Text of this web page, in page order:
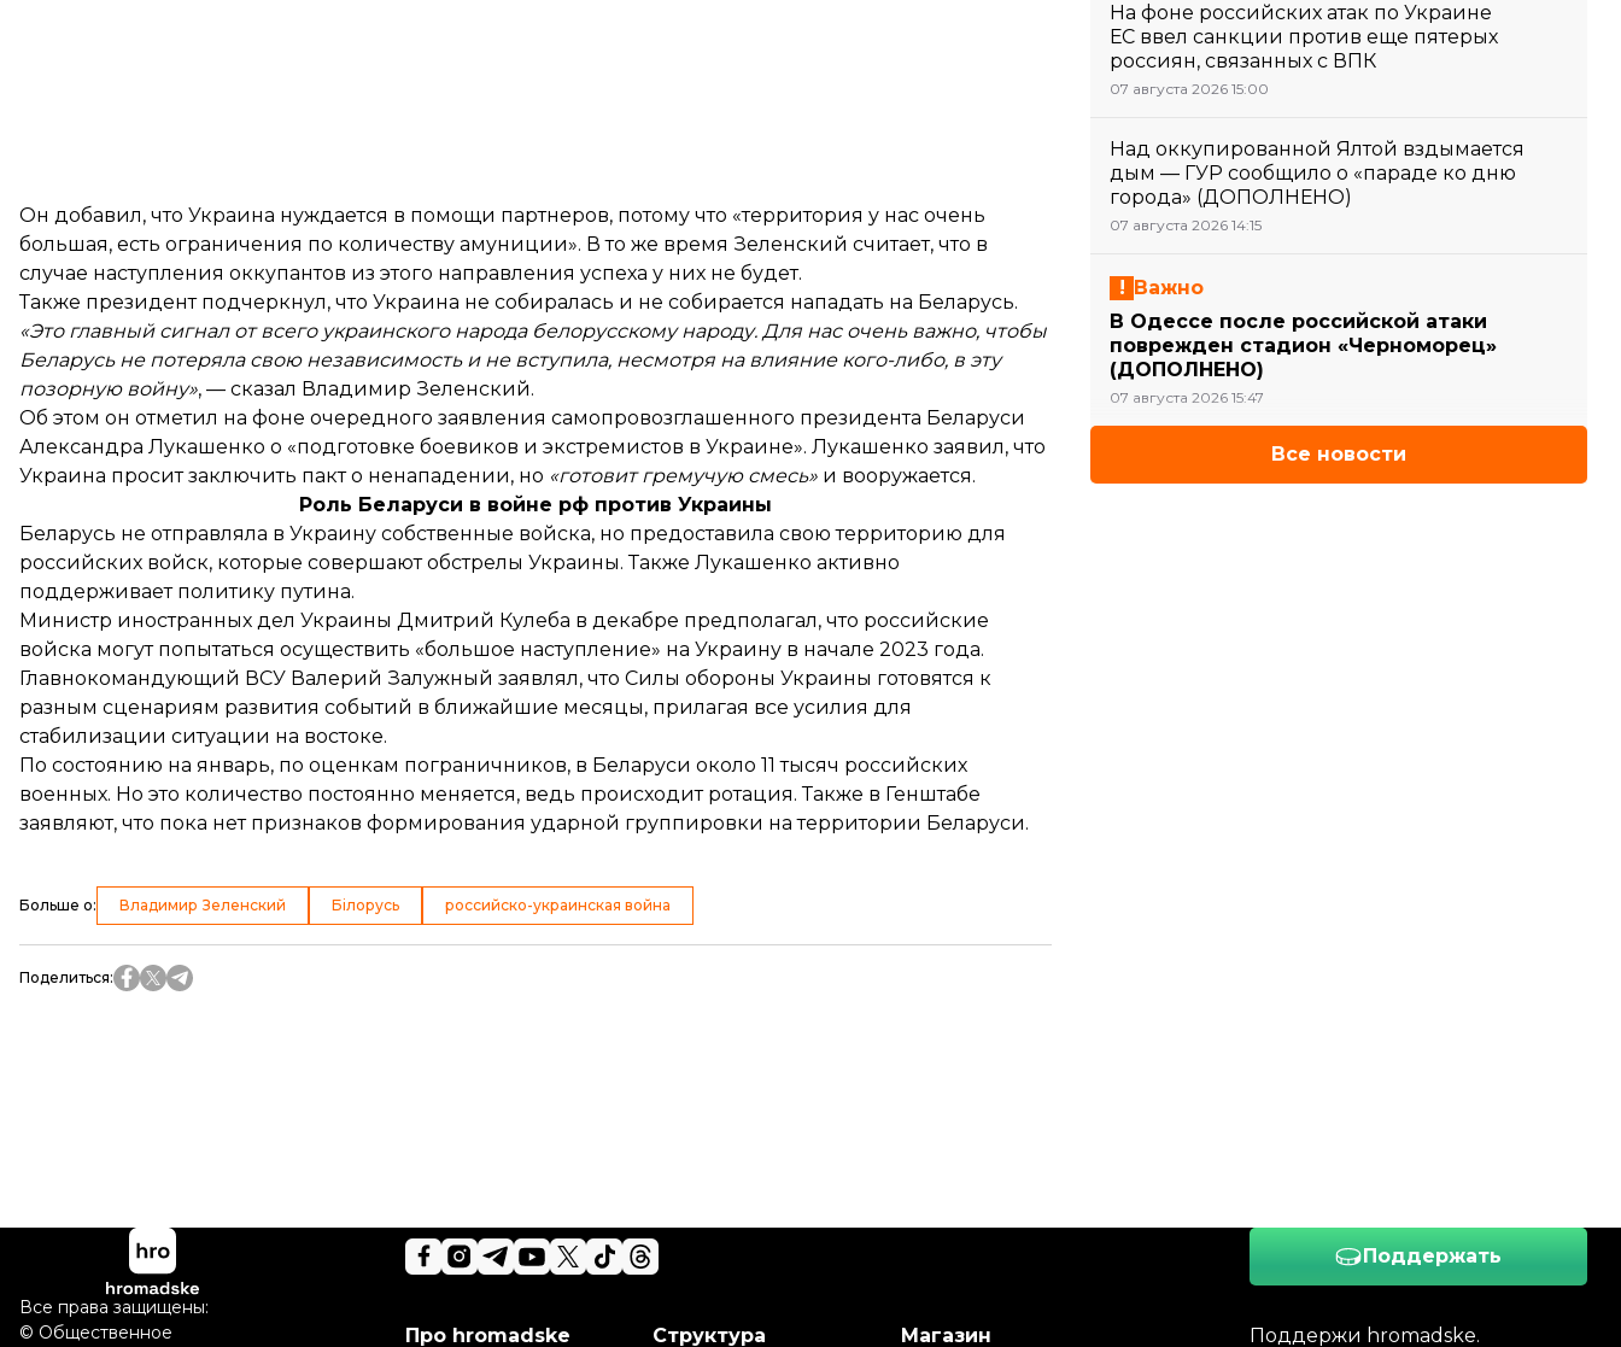
Он добавил, что Украина нуждается в помощи партнеров, потому что «территория у нас очень
большая, есть ограничения по количеству амуниции». В то же время Зеленский считает, что в
случае наступления оккупантов из этого направления успеха у них не будет.
Также президент подчеркнул, что Украина не собиралась и не собирается нападать на Беларусь.
«Это главный сигнал от всего украинского народа белорусскому народу. Для нас очень важно, чтобы
Беларусь не потеряла свою независимость и не вступила, несмотря на влияние кого-либо, в эту
позорную войну», — сказал Владимир Зеленский.
Об этом он отметил на фоне очередного заявления самопровозглашенного президента Беларуси
Александра Лукашенко о «подготовке боевиков и экстремистов в Украине». Лукашенко заявил, что
Украина просит заключить пакт о ненападении, но «готовит гремучую смесь» и вооружается.
Роль Беларуси в войне рф против Украины
Беларусь не отправляла в Украину собственные войска, но предоставила свою территорию для
российских войск, которые совершают обстрелы Украины. Также Лукашенко активно
поддерживает политику путина.
Министр иностранных дел Украины Дмитрий Кулеба в декабре предполагал, что российские
войска могут попытаться осуществить «большое наступление» на Украину в начале 2023 года.
Главнокомандующий ВСУ Валерий Залужный заявлял, что Силы обороны Украины готовятся к
разным сценариям развития событий в ближайшие месяцы, прилагая все усилия для
стабилизации ситуации на востоке.
По состоянию на январь, по оценкам пограничников, в Беларуси около 11 тысяч российских
военных. Но это количество постоянно меняется, ведь происходит ротация. Также в Генштабе
заявляют, что пока нет признаков формирования ударной группировки на территории Беларуси.
Больше о: Владимир Зеленский Білорусь российско-украинская война
Поделиться:
На фоне российских атак по Украине
ЕС ввел санкции против еще пятерых
россиян, связанных с ВПК
07 августа 2026 15:00
Над оккупированной Ялтой вздымается
дым — ГУР сообщило о «параде ко дню
города» (ДОПОЛНЕНО)
07 августа 2026 14:15
Важно
В Одессе после российской атаки
поврежден стадион «Черноморец»
(ДОПОЛНЕНО)
07 августа 2026 15:47
Все новости
Поддержать
Поддержи hromadske.
Про hromadske Структура Магазин
Все права защищены:
© Общественное